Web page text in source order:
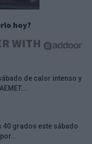
hoy?
WITH
de calor intenso y
grados este sábado